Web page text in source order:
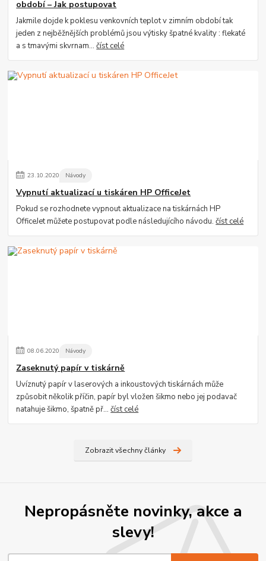
období – Jak postupovat
Jakmile dojde k poklesu venkovních teplot v zimním období tak
jeden z nejběžnějších problémů jsou výtisky špatné kvality : flekaté
a s tmavými skvrnam...číst celé
23.10.2020 Návody
Vypnutí aktualizací u tiskáren HP OfficeJet
Pokud se rozhodnete vypnout aktualizace na tiskárnách HP
OfficeJet můžete postupovat podle následujícího návodu.číst celé
08.06.2020 Návody
Zaseknutý papír v tiskárně
Uvíznutý papír v laserových a inkoustových tiskárnách může
způsobit několik příčin, papír byl vložen šikmo nebo jej podavač
natahuje šikmo, špatně př...číst celé
Zobrazit všechny články
Nepropásněte novinky, akce a
slevy!